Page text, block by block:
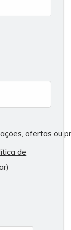
ofertas ou
de